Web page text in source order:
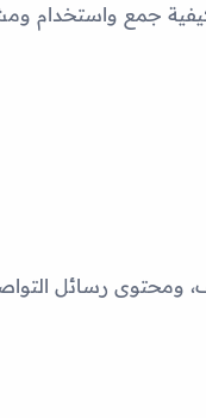
جمع واستخدام
ومحتوى رسائل